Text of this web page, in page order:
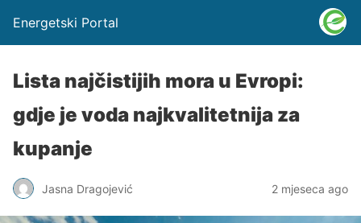
Energetski Portal
Lista najčistijih mora u Evropi:
gdje je voda najkvalitetnija za
kupanje
Jasna Dragojević 2 mjeseca ago